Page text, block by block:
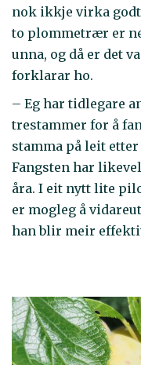
nok ikkje virka
to plommetrær er
unna, og då er det
forklarar ho.
– Eg har tidlegare
trestammer for å
stamma på leit
Fangsten har
åra. I eit nytt lite
er mogleg å
han blir meir